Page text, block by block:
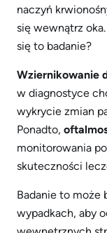
naczyń
się wewnątrz
się to badanie?
Wziernikowanie
w diagnostyce
wykrycie zmian
Ponadto,
monitorowania
skuteczności
Badanie to może
wypadkach, aby